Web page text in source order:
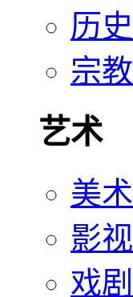
历史
宗教
艺术
美术
影视
戏剧